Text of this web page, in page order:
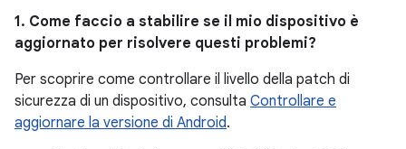
1. Come faccio a stabilire se il mio dispositivo è
aggiornato per risolvere questi problemi?
Per scoprire come controllare il livello della patch di
sicurezza di un dispositivo, consulta Controllare e
aggiornare la versione di Android.